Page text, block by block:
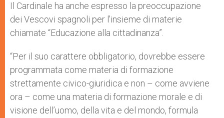
Il Cardinale ha anche espresso la preoccupazione
dei Vescovi spagnoli per l’insieme di materie
chiamate “Educazione alla cittadinanza”.
“Per il suo carattere obbligatorio, dovrebbe essere
programmata come materia di formazione
strettamente civico-giuridica e non – come avviene
ora – come una materia di formazione morale e di
visione dell’uomo, della vita e del mondo, formula